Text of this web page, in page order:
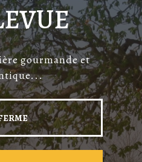
EVUE
gourmande et